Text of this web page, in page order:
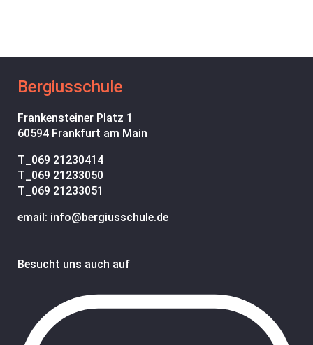
Bergiusschule
Frankensteiner Platz 1
60594 Frankfurt am Main
T_ 069 21230414
T_ 069 21233050
T_ 069 21233051
email: info@bergiusschule.de
Besucht uns auch auf